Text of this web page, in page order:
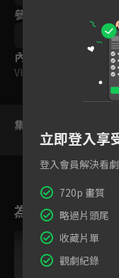
參與演員
格
內容標籤
VIP
集數列表
為您推薦
跟播中
立即登入享
登入會員解決看
720p 畫質
略過片頭尾
收藏片單
觀劇紀錄